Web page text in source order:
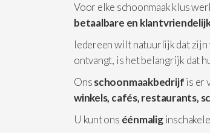
Voor elke schoonmaak klus
betaalbare en
Iedereen wilt natuurlijk dat
ontvangt, is het belangrijk dat
Onsschoonmaakbedrijfis er
winkels, cafés, restaurants,
U kunt ons éénmalig